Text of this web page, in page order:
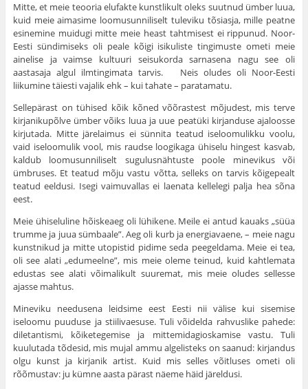
Mitte, et meie teooria elufakte kunstlikult oleks suutnud ümber luua,
kuid meie aimasime loomusunniliselt tuleviku tõsiasja, mille peatne
esinemine muidugi mitte meie heast tahtmisest ei rippunud. Noor-
Eesti sündimiseks oli peale kõigi isikuliste tingimuste ometi meie
ainelise ja vaimse kultuuri seisukorda sarnasena nagu see oli
aastasaja algul ilmtingimata tarvis. Neis oludes oli Noor-Eesti
liikumine täiesti vajalik ehk – kui tahate – paratamatu.
Sellepärast on tühised kõik kõned võõrastest mõjudest, mis terve
kirjanikupõlve ümber võiks luua ja uue peatüki kirjanduse ajaloosse
kirjutada. Mitte järelaimus ei sünnita teatud iseloomulikku voolu,
vaid iseloomulik vool, mis raudse loogi­kaga ühiselu hingest kasvab,
kaldub loomusunni­liselt sugulusnähtuste poole minevikus või
ümbru­ses. Et teatud mõju vastu võtta, selleks on tar­vis kõigepealt
teatud eeldusi. Isegi vaimuvallas ei laenata kellelegi palja hea sõna
eest.
Meie ühiseluline hõiskeaeg oli lühikene. Meile ei antud kauaks „süüa
trumme ja juua sümbaale”. Aeg oli kurb ja energiavaene, – meie nagu
kunst­nikud ja mitte utopistid pidime seda peegeldama. Meie ei tea,
oli see alati „edumeelne”, mis meie oleme teinud, kuid kahtlemata
edustas see alati võimalikult suuremat, mis meie oludes sellesse
ajasse mahtus.
Mineviku needusena leidsime eest Eesti nii välise kui sisemise
iseloomu puuduse ja stiilivaesuse. Tuli võidelda rahvuslike pahede:
diletantismi, kõiketegemise ja mittemidagioskamise vastu. Tuli
kuulutada tõdesid, mis mujal ammu algelisteks on saanud: kirjandus
olgu kunst ja kirjanik artist. Kuid mis selles võitluses ometi oli
rõõmustav: ju kümne aasta pärast näeme häid järeldusi.